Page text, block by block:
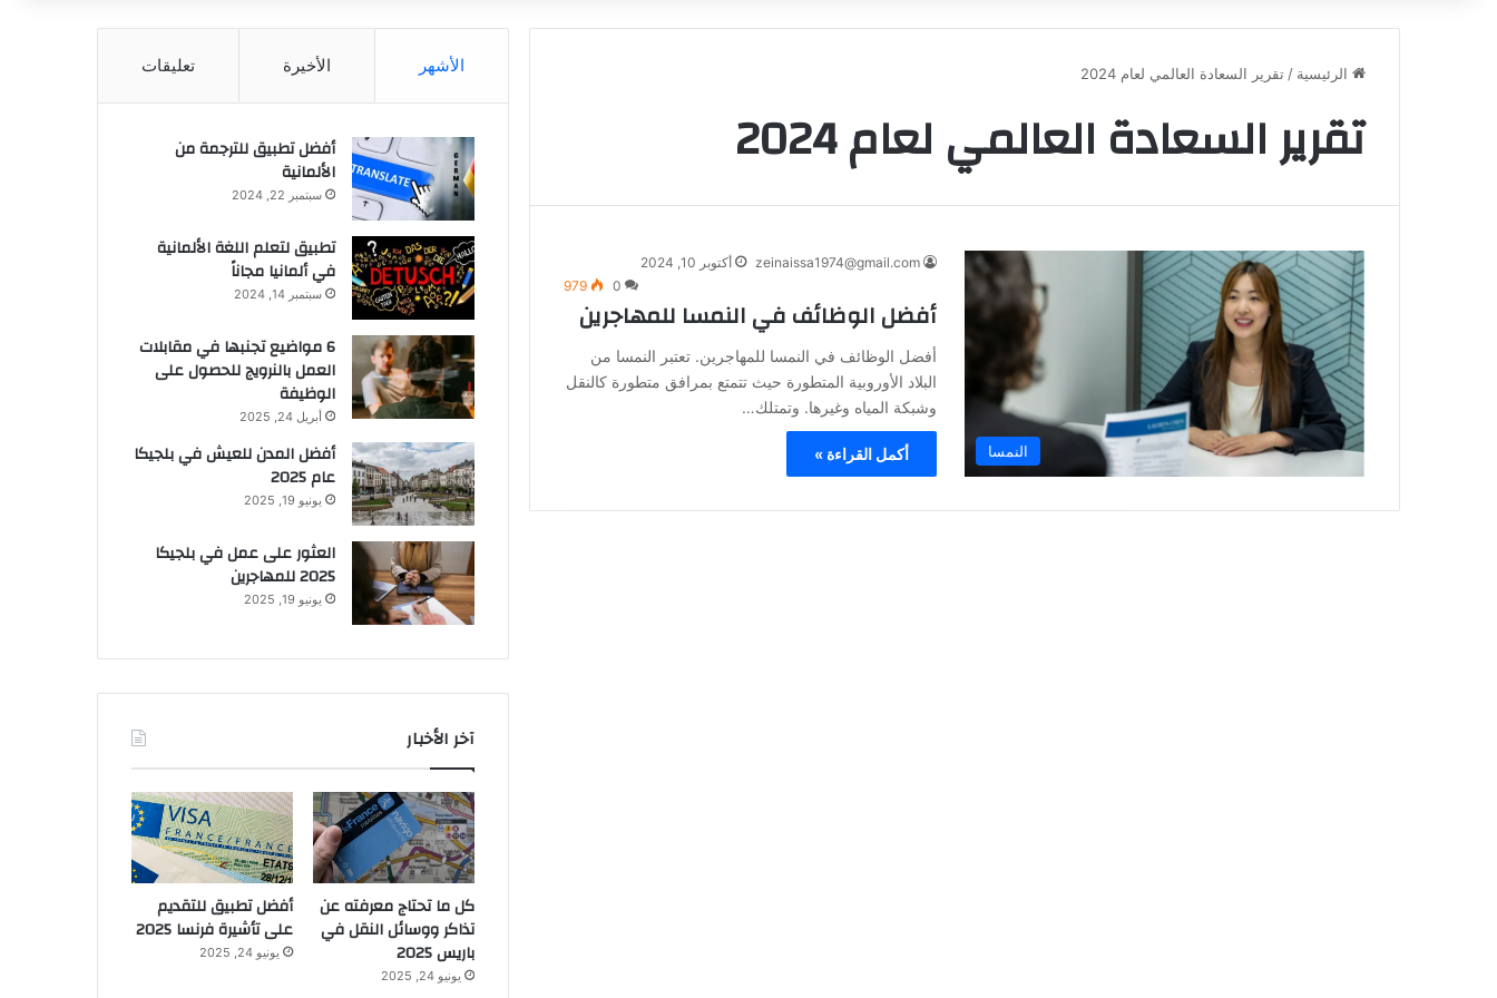
الرئيسية / تقرير السعادة العالمي لعام 2024
تقرير السعادة العالمي لعام 2024
النمسا
zeinaissa1974@gmail.com
أكتوبر 10, 2024
0
979
أفضل الوظائف في النمسا للمهاجرين
أفضل الوظائف في النمسا للمهاجرين. تعتبر النمسا من
البلاد الأوروبية المتطورة حيث تتمتع بمرافق متطورة كالنقل
وشبكة المياه وغيرها. وتمتلك…
أكمل القراءة »
الأشهر الأخيرة تعليقات
أفضل تطبيق للترجمة من
الألمانية
سبتمبر 22, 2024
تطبيق لتعلم اللغة الألمانية
في ألمانيا مجاناً
سبتمبر 14, 2024
6 مواضيع تجنبها في مقابلات
العمل بالنرويج للحصول على
الوظيفة
أبريل 24, 2025
أفضل المدن للعيش في بلجيكا
عام 2025
يونيو 19, 2025
العثور على عمل في بلجيكا
2025 للمهاجرين
يونيو 19, 2025
آخر الأخبار
كل ما تحتاج معرفته عن
تذاكر ووسائل النقل في
باريس 2025
يونيو 24, 2025
أفضل تطبيق للتقديم
على تأشيرة فرنسا 2025
يونيو 24, 2025